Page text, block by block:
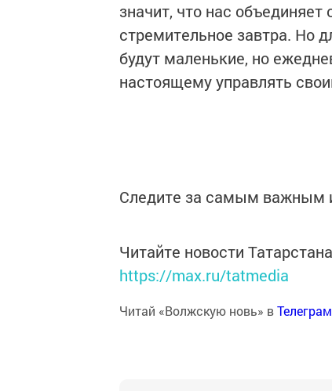
значит, что нас
стремительное завтра. Но
будут маленькие, но
настоящему управлять
Следите за самым важным
Читайте новости
https://max.ru/tatmedia
Читай «Волжскую новь» вТелеграм